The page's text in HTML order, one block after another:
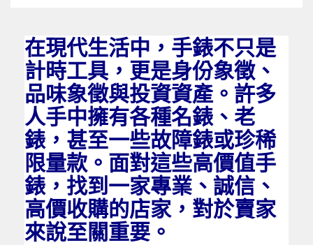
在現代生活中，手錶不只是
計時工具，更是身份象徵、
品味象徵與投資資產。許多
人手中擁有各種名錶、老
錶，甚至一些故障錶或珍稀
限量款。面對這些高價值手
錶，找到一家專業、誠信、
高價收購的店家，對於賣家
來說至關重要。